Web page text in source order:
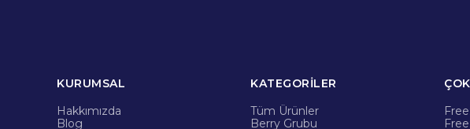
KURUMSAL
Hakkımızda
Blog
KATEGORİLER
Tüm Ürünler
Berry Grubu